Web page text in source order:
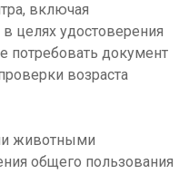
включая
целях удостоверения
потребовать документ
возраста
животными
общего пользования